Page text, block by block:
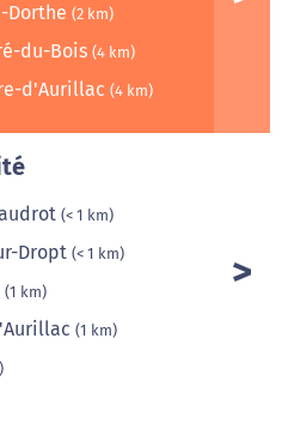
Dorthe (2 km)
du-Bois (4 km)
d'Aurillac (4 km)
(< 1 km)
Dropt (< 1 km)
(1 km)
(1 km)